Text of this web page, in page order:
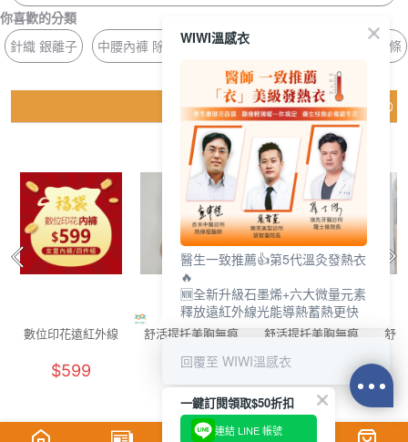
你喜歡的分類
針織 銀離子
中腰內褲 除臭 手套 冰霸 冰氧 壓條
猜你喜歡
數位印花遠紅外線
(4件組 童90-140)
$599
舒活提托美胸無痕
內衣(清新綠 女M-
$880
舒活提托美胸無痕
內衣(浪漫紫 女M-
舒
WIWI溫感衣
醫生一致推薦👍第5代溫灸發熱衣
🔥
🆕全新升級石墨烯+六大微量元素
釋放遠紅外線光能導熱蓄熱更快
回覆至 WIWI溫感衣
一鍵訂閱領取$50折扣
連結 LINE 帳號